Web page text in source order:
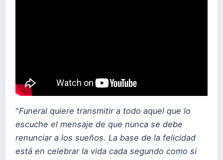
"Funeral quiere transmitir a todo aquel que lo
escuche el mensaje de que nunca se debe
renunciar a los sueños. La base de la felicidad
está en celebrar la vida cada segundo como si